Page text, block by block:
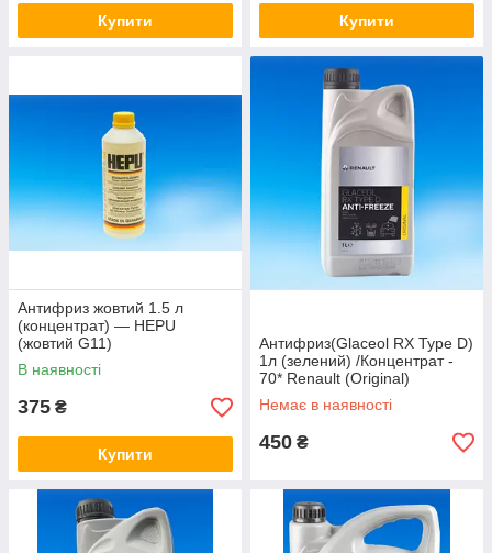
Купити Купити
Антифриз жовтий 1.5 л
(концентрат) — HEPU
(жовтий G11)
В наявності
375 ₴
Купити
Антифриз(Glaceol RX Type D)
1л (зелений) /Концентрат -
70* Renault (Original)
7711949699
Немає в наявності
450 ₴